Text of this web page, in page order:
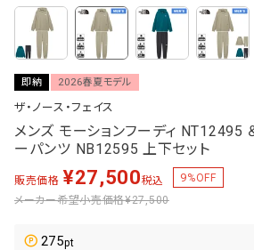
即納 2026春夏モデル
ザ・ノース・フェイス
メンズ モーションフーディ NT12495
ーパンツ NB12595 上下セット
販売価格 ¥27,500税込 9%OFF
メーカー希望小売価格¥27,500
275